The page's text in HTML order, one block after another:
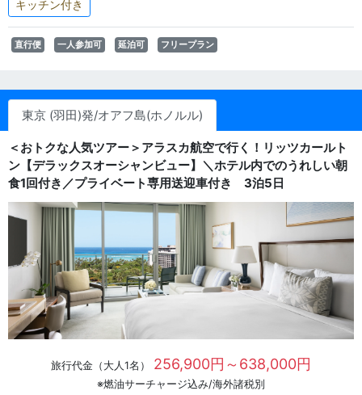
キッチン付き
直行便 一人参加可 延泊可 フリープラン
東京 (羽田)発/オアフ島(ホノルル)
＜おトクな人気ツアー＞アラスカ航空で行く！リッツカールト
ン【デラックスオーシャンビュー】＼ホテル内でのうれしい朝
食1回付き／プライベート専用送迎車付き 3泊5日
旅行代金（大人1名） 256,900円～638,000円
※燃油サーチャージ込み/海外諸税別